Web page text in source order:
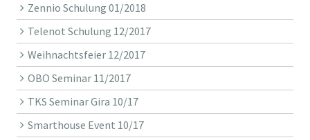
Zennio Schulung 01/2018
Telenot Schulung 12/2017
Weihnachtsfeier 12/2017
OBO Seminar 11/2017
TKS Seminar Gira 10/17
Smarthouse Event 10/17